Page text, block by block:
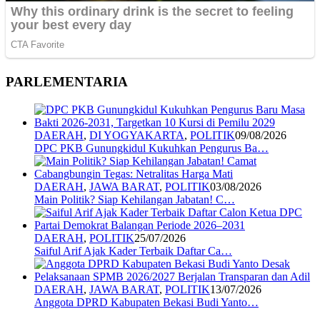
PARLEMENTARIA
DAERAH, DI YOGYAKARTA, POLITIK09/08/2026
DPC PKB Gunungkidul Kukuhkan Pengurus Ba…
DAERAH, JAWA BARAT, POLITIK03/08/2026
Main Politik? Siap Kehilangan Jabatan! C…
DAERAH, POLITIK25/07/2026
Saiful Arif Ajak Kader Terbaik Daftar Ca…
DAERAH, JAWA BARAT, POLITIK13/07/2026
Anggota DPRD Kabupaten Bekasi Budi Yanto…